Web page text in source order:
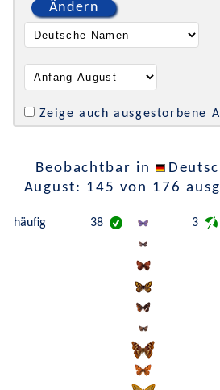
Ändern
Zeige auch ausgestorbene
Beobachtbar in
August: 145 von 176
häufig 38 3